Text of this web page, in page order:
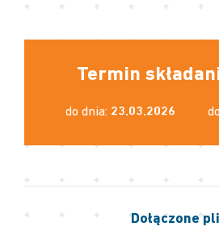
Termin
do dnia: 23.03.2026
Dołączone